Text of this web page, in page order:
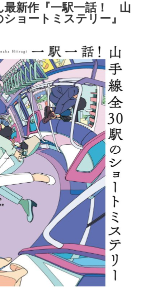
最新作『一駅一話！ 山
ョートミステリー』